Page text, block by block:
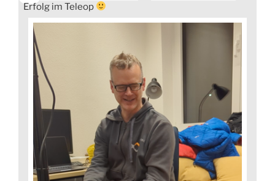
Erfolg im Teleop